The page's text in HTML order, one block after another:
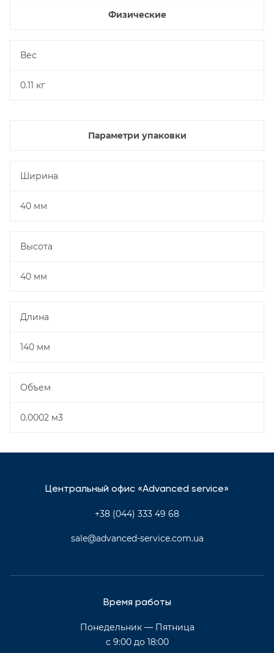
Физические
Вес
0.11 кг
Параметри упаковки
Ширина
40 мм
Высота
40 мм
Длина
140 мм
Объем
0.0002 м3
Центральный офис «Advanced service»
+38 (044) 333 49 68
sale@advanced-service.com.ua
Время работы
Понедельник — Пятница
с 9:00 до 18:00